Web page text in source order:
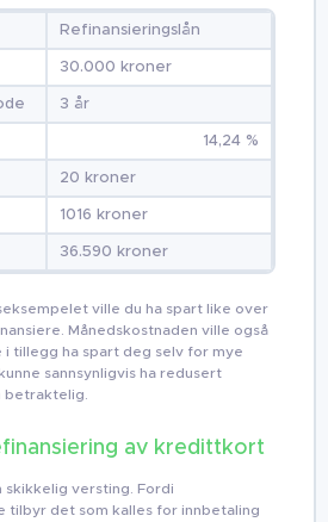
Refinansieringslån
30.000 kroner
3 år
14,24 %
20 kroner
1016 kroner
36.590 kroner
ville du ha spart like over
Månedskostnaden ville også
i tillegg ha spart deg selv for mye
sannsynligvis ha redusert
betraktelig.
av kredittkort
versting. Fordi
tilbyr det som kalles for innbetaling